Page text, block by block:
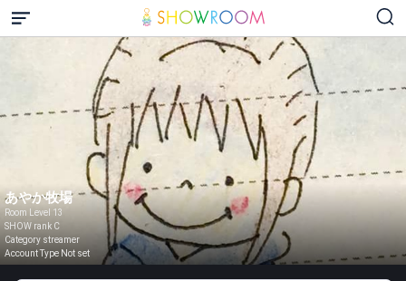
あやか牧場
Room Level 13
SHOW rank C
Category streamer
Account Type Not set